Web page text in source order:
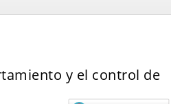
y el control de